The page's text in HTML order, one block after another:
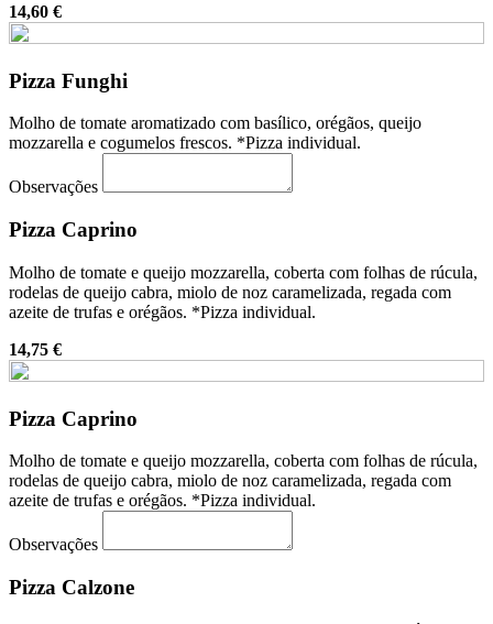
14,60 €
Pizza Funghi
Molho de tomate aromatizado com basílico, orégãos, queijo
mozzarella e cogumelos frescos. *Pizza individual.
Observações
Pizza Caprino
Molho de tomate e queijo mozzarella, coberta com folhas de rúcula,
rodelas de queijo cabra, miolo de noz caramelizada, regada com
azeite de trufas e orégãos. *Pizza individual.
14,75 €
Pizza Caprino
Molho de tomate e queijo mozzarella, coberta com folhas de rúcula,
rodelas de queijo cabra, miolo de noz caramelizada, regada com
azeite de trufas e orégãos. *Pizza individual.
Observações
Pizza Calzone